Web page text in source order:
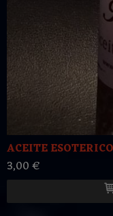
ACEITE
3,00 €